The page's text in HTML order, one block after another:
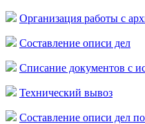
Организация работы с
Составление описи дел
Списание документов с
Технический вывоз
Составление описи дел